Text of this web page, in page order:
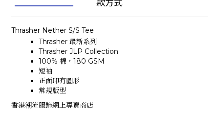
款方式
Thrasher Nether S/S Tee
Thrasher 最新系列
Thrasher JLP Collection
100% 棉，180 GSM
短袖
正面印有圖形
常規版型
香港潮流服飾網上專賣商店